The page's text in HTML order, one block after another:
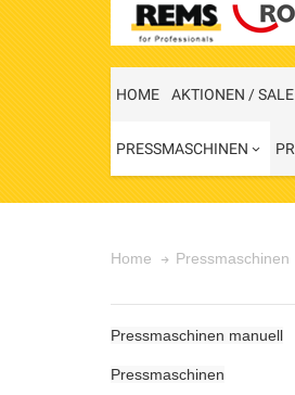
HOME AKTIONEN / SALE
PRESSMASCHINEN
Home Pressmaschinen
Pressmaschinen manuell
Pressmaschinen